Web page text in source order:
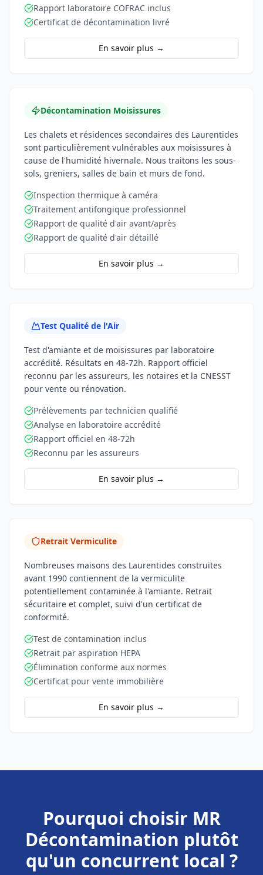
Rapport laboratoire COFRAC inclus
Certificat de décontamination livré
En savoir plus →
Décontamination Moisissures
Les chalets et résidences secondaires des Laurentides
sont particulièrement vulnérables aux moisissures à
cause de l'humidité hivernale. Nous traitons les sous-
sols, greniers, salles de bain et murs de fond.
Inspection thermique à caméra
Traitement antifongique professionnel
Rapport de qualité d'air avant/après
Rapport de qualité d'air détaillé
En savoir plus →
Test Qualité de l'Air
Test d'amiante et de moisissures par laboratoire
accrédité. Résultats en 48-72h. Rapport officiel
reconnu par les assureurs, les notaires et la CNESST
pour vente ou rénovation.
Prélèvements par technicien qualifié
Analyse en laboratoire accrédité
Rapport officiel en 48-72h
Reconnu par les assureurs
En savoir plus →
Retrait Vermiculite
Nombreuses maisons des Laurentides construites
avant 1990 contiennent de la vermiculite
potentiellement contaminée à l'amiante. Retrait
sécuritaire et complet, suivi d'un certificat de
conformité.
Test de contamination inclus
Retrait par aspiration HEPA
Élimination conforme aux normes
Certificat pour vente immobilière
En savoir plus →
Pourquoi choisir MR
Décontamination plutôt
qu'un concurrent local ?